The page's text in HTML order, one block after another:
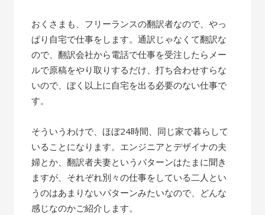
おくさまも、フリーランスの翻訳者なので、やっ
ぱり自宅で仕事をします。通訳じゃなくて翻訳な
ので、翻訳会社から電話で仕事を受注したらメー
ルで原稿をやり取りするだけ、打ち合わせすらな
いので、ぼく以上に自宅を出る必要のない仕事で
す。
そういうわけで、ほぼ24時間、同じ家で暮らして
いることになります。エンジニアとデザイナの夫
婦とか、翻訳者夫妻というパターンはたまに聞き
ますが、それぞれ別々の仕事をしている二人とい
うのはあまりないパターンみたいなので、どんな
感じなのかご紹介します。